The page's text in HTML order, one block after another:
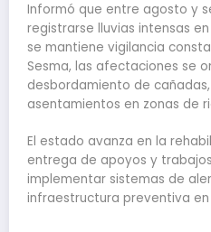
Informó que entre agosto y
registrarse lluvias intensas
se mantiene vigilancia
Sesma, las afectaciones se
desbordamiento de
asentamientos en zonas de
El estado avanza en la
entrega de apoyos y
implementar sistemas de
infraestructura preventiva